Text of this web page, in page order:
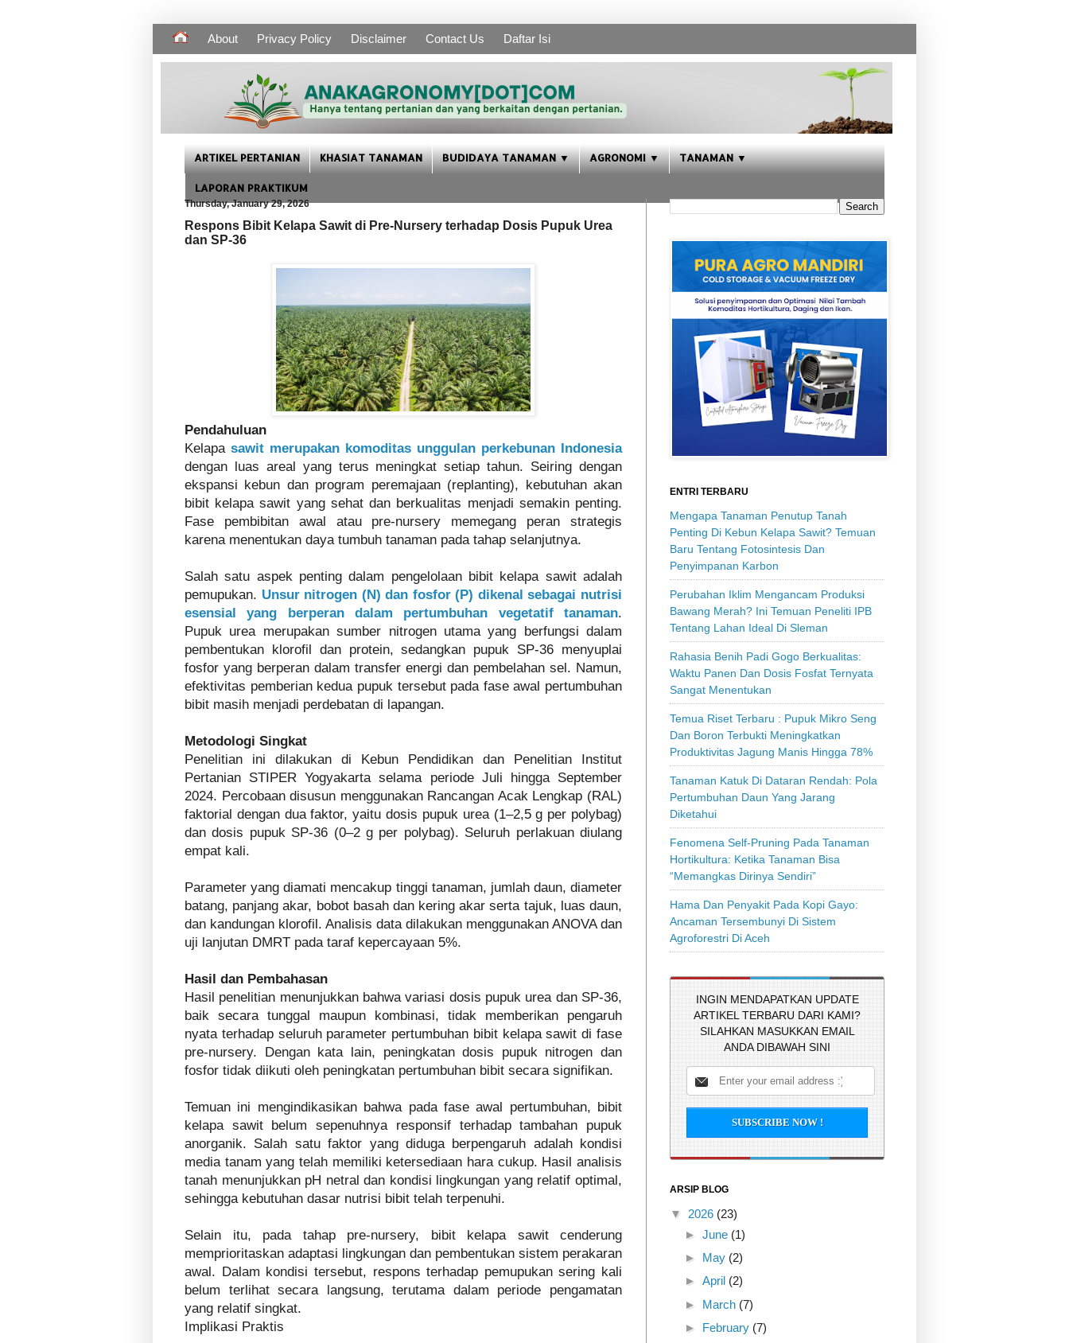
About Privacy Policy Disclaimer Contact Us Daftar Isi
ARTIKEL PERTANIAN KHASIAT TANAMAN BUDIDAYA TANAMAN ▼ AGRONOMI ▼ TANAMAN ▼
LAPORAN PRAKTIKUM
Thursday, January 29, 2026
Respons Bibit Kelapa Sawit di Pre-Nursery terhadap Dosis Pupuk Urea
dan SP-36
Pendahuluan
Kelapa sawit merupakan komoditas unggulan perkebunan Indonesia
dengan luas areal yang terus meningkat setiap tahun. Seiring dengan
ekspansi kebun dan program peremajaan (replanting), kebutuhan akan
bibit kelapa sawit yang sehat dan berkualitas menjadi semakin penting.
Fase pembibitan awal atau pre-nursery memegang peran strategis
karena menentukan daya tumbuh tanaman pada tahap selanjutnya.
Salah satu aspek penting dalam pengelolaan bibit kelapa sawit adalah
pemupukan. Unsur nitrogen (N) dan fosfor (P) dikenal sebagai nutrisi
esensial yang berperan dalam pertumbuhan vegetatif tanaman.
Pupuk urea merupakan sumber nitrogen utama yang berfungsi dalam
pembentukan klorofil dan protein, sedangkan pupuk SP-36 menyuplai
fosfor yang berperan dalam transfer energi dan pembelahan sel. Namun,
efektivitas pemberian kedua pupuk tersebut pada fase awal pertumbuhan
bibit masih menjadi perdebatan di lapangan.
Metodologi Singkat
Penelitian ini dilakukan di Kebun Pendidikan dan Penelitian Institut
Pertanian STIPER Yogyakarta selama periode Juli hingga September
2024. Percobaan disusun menggunakan Rancangan Acak Lengkap (RAL)
faktorial dengan dua faktor, yaitu dosis pupuk urea (1–2,5 g per polybag)
dan dosis pupuk SP-36 (0–2 g per polybag). Seluruh perlakuan diulang
empat kali.
Parameter yang diamati mencakup tinggi tanaman, jumlah daun, diameter
batang, panjang akar, bobot basah dan kering akar serta tajuk, luas daun,
dan kandungan klorofil. Analisis data dilakukan menggunakan ANOVA dan
uji lanjutan DMRT pada taraf kepercayaan 5%.
Hasil dan Pembahasan
Hasil penelitian menunjukkan bahwa variasi dosis pupuk urea dan SP-36,
baik secara tunggal maupun kombinasi, tidak memberikan pengaruh
nyata terhadap seluruh parameter pertumbuhan bibit kelapa sawit di fase
pre-nursery. Dengan kata lain, peningkatan dosis pupuk nitrogen dan
fosfor tidak diikuti oleh peningkatan pertumbuhan bibit secara signifikan.
Temuan ini mengindikasikan bahwa pada fase awal pertumbuhan, bibit
kelapa sawit belum sepenuhnya responsif terhadap tambahan pupuk
anorganik. Salah satu faktor yang diduga berpengaruh adalah kondisi
media tanam yang telah memiliki ketersediaan hara cukup. Hasil analisis
tanah menunjukkan pH netral dan kondisi lingkungan yang relatif optimal,
sehingga kebutuhan dasar nutrisi bibit telah terpenuhi.
Selain itu, pada tahap pre-nursery, bibit kelapa sawit cenderung
memprioritaskan adaptasi lingkungan dan pembentukan sistem perakaran
awal. Dalam kondisi tersebut, respons terhadap pemupukan sering kali
belum terlihat secara langsung, terutama dalam periode pengamatan
yang relatif singkat.
Implikasi Praktis
ENTRI TERBARU
Mengapa Tanaman Penutup Tanah
Penting Di Kebun Kelapa Sawit? Temuan
Baru Tentang Fotosintesis Dan
Penyimpanan Karbon
Perubahan Iklim Mengancam Produksi
Bawang Merah? Ini Temuan Peneliti IPB
Tentang Lahan Ideal Di Sleman
Rahasia Benih Padi Gogo Berkualitas:
Waktu Panen Dan Dosis Fosfat Ternyata
Sangat Menentukan
Temua Riset Terbaru : Pupuk Mikro Seng
Dan Boron Terbukti Meningkatkan
Produktivitas Jagung Manis Hingga 78%
Tanaman Katuk Di Dataran Rendah: Pola
Pertumbuhan Daun Yang Jarang
Diketahui
Fenomena Self-Pruning Pada Tanaman
Hortikultura: Ketika Tanaman Bisa
“Memangkas Dirinya Sendiri”
Hama Dan Penyakit Pada Kopi Gayo:
Ancaman Tersembunyi Di Sistem
Agroforestri Di Aceh
INGIN MENDAPATKAN UPDATE
ARTIKEL TERBARU DARI KAMI?
SILAHKAN MASUKKAN EMAIL
ANDA DIBAWAH SINI
ARSIP BLOG
▼ 2026 (23)
► June (1)
► May (2)
► April (2)
► March (7)
► February (7)